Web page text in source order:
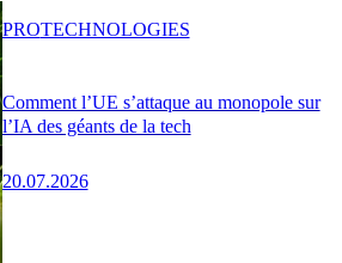
Comment l’UE s’attaque au monopole sur
l’IA des géants de la tech
20.07.2026
PROTECHNOLOGIES